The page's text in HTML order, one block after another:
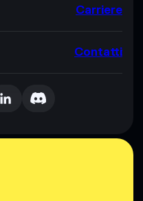
Carriere
Contatti